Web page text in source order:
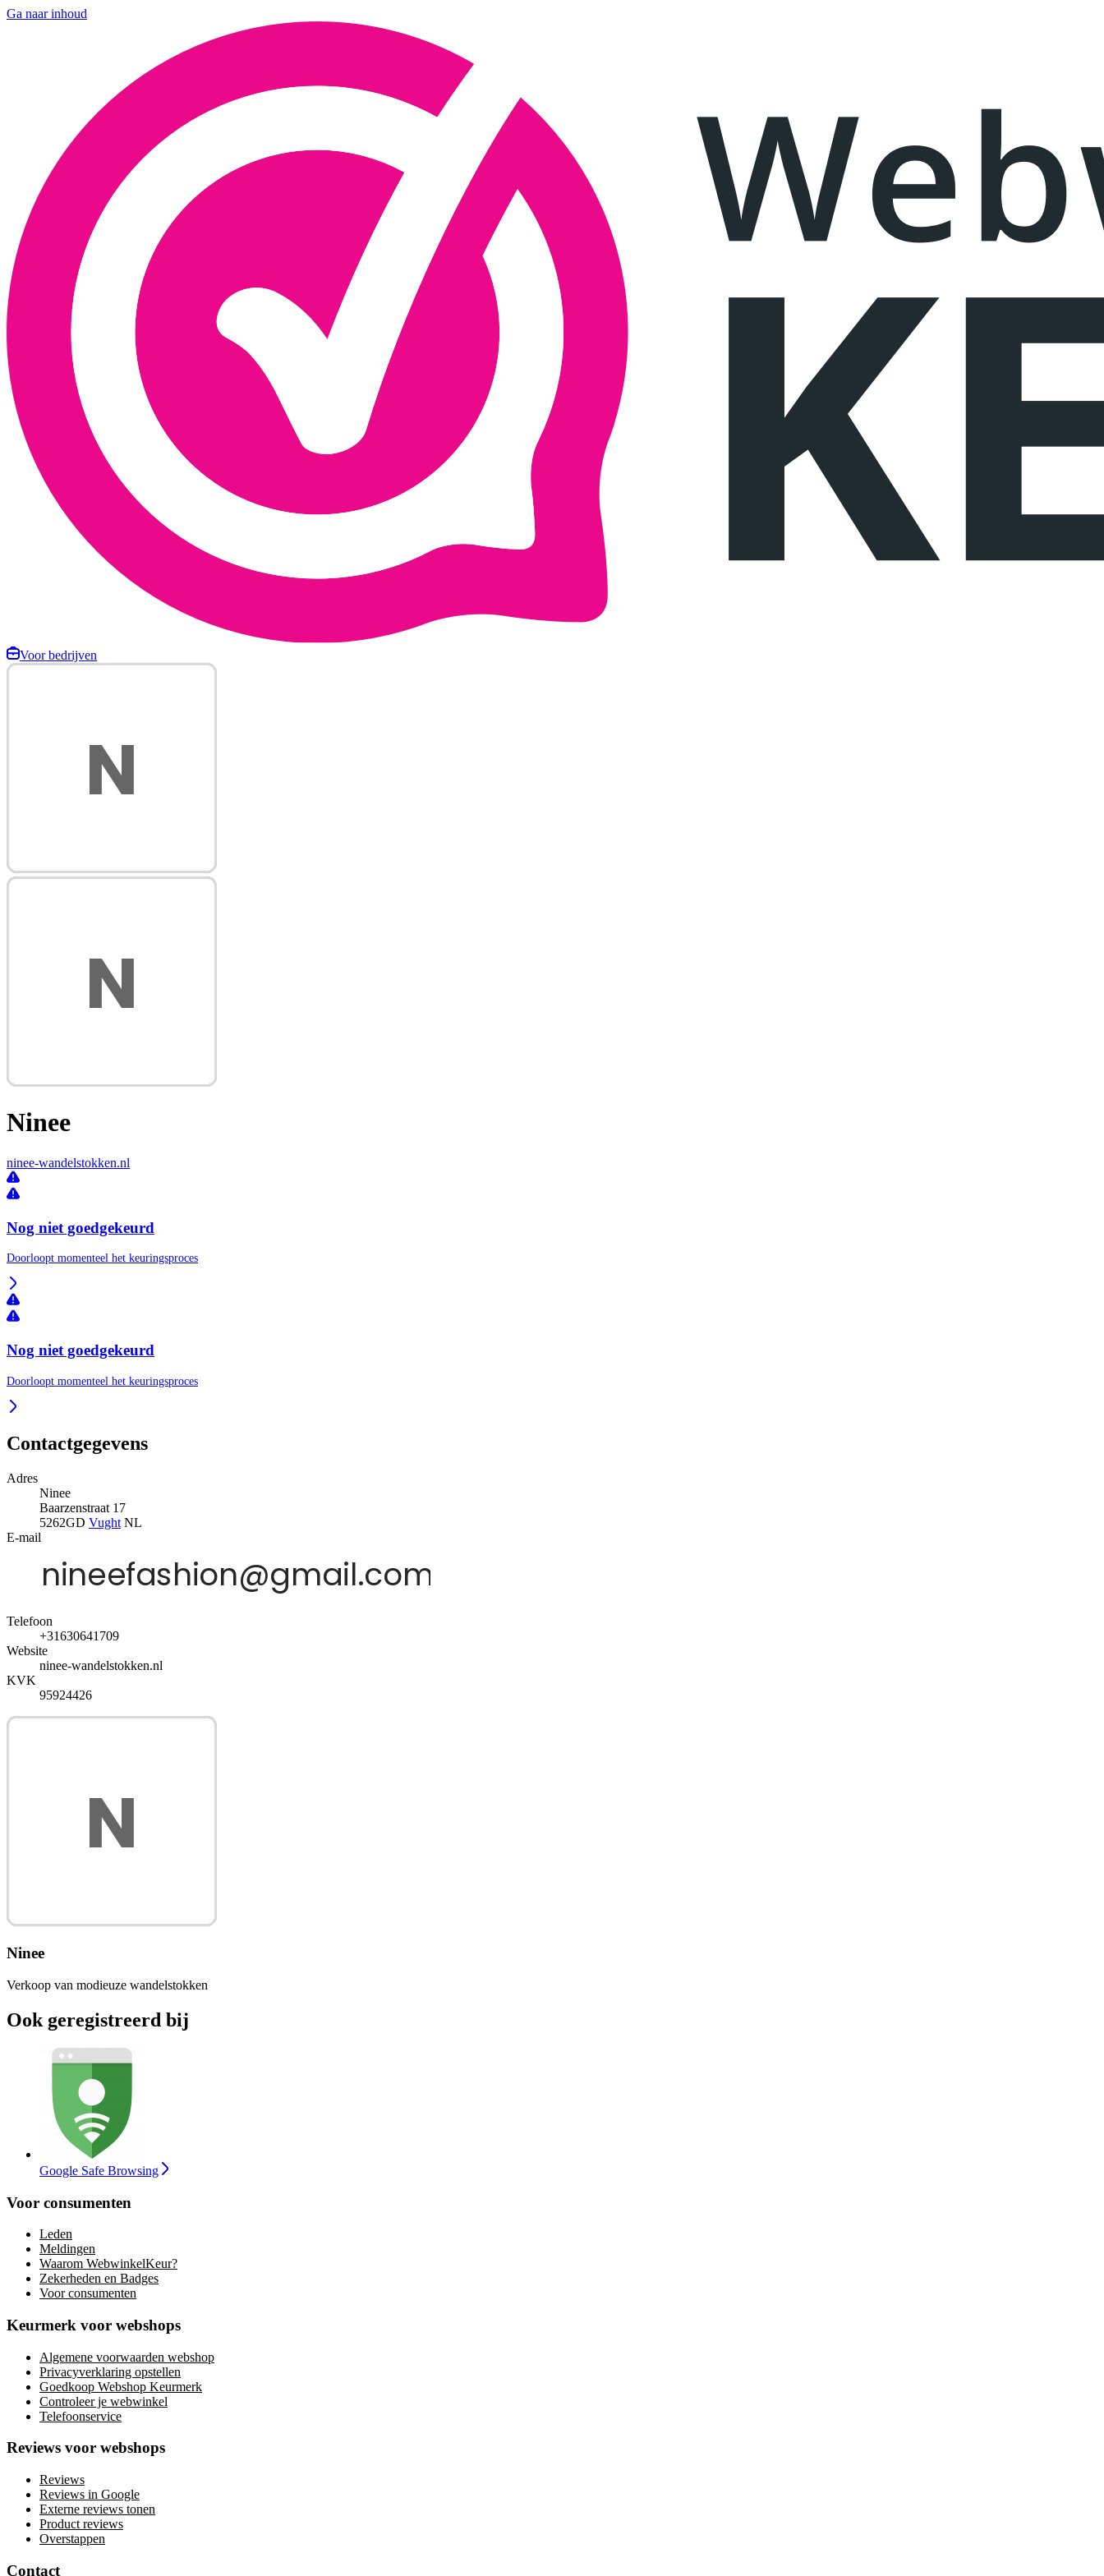
Ga naar inhoud
Voor bedrijven
Ninee
ninee-wandelstokken.nl
Nog niet goedgekeurd
Doorloopt momenteel het keuringsproces
Nog niet goedgekeurd
Doorloopt momenteel het keuringsproces
Contactgegevens
Adres
Ninee
Baarzenstraat 17
5262GD Vught NL
E-mail
Telefoon
+31630641709
Website
ninee-wandelstokken.nl
KVK
95924426
Ninee
Verkoop van modieuze wandelstokken
Ook geregistreerd bij
Google Safe Browsing
Voor consumenten
Leden
Meldingen
Waarom WebwinkelKeur?
Zekerheden en Badges
Voor consumenten
Keurmerk voor webshops
Algemene voorwaarden webshop
Privacyverklaring opstellen
Goedkoop Webshop Keurmerk
Controleer je webwinkel
Telefoonservice
Reviews voor webshops
Reviews
Reviews in Google
Externe reviews tonen
Product reviews
Overstappen
Contact